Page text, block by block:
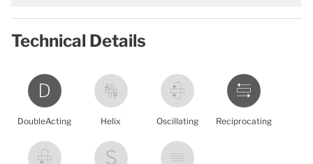
Technical Details
DoubleActing Helix Oscillating Reciprocating